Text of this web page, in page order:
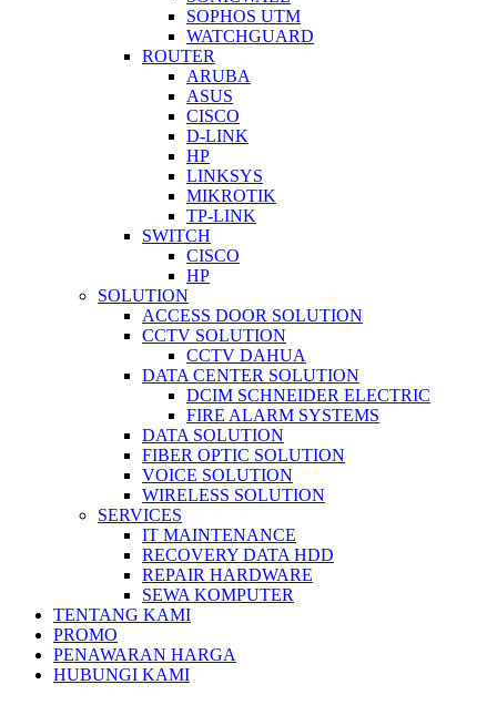
SOPHOS UTM
WATCHGUARD
ROUTER
ARUBA
ASUS
CISCO
D-LINK
HP
LINKSYS
MIKROTIK
TP-LINK
SWITCH
CISCO
HP
SOLUTION
ACCESS DOOR SOLUTION
CCTV SOLUTION
CCTV DAHUA
DATA CENTER SOLUTION
DCIM SCHNEIDER ELECTRIC
FIRE ALARM SYSTEMS
DATA SOLUTION
FIBER OPTIC SOLUTION
VOICE SOLUTION
WIRELESS SOLUTION
SERVICES
IT MAINTENANCE
RECOVERY DATA HDD
REPAIR HARDWARE
SEWA KOMPUTER
TENTANG KAMI
PROMO
PENAWARAN HARGA
HUBUNGI KAMI